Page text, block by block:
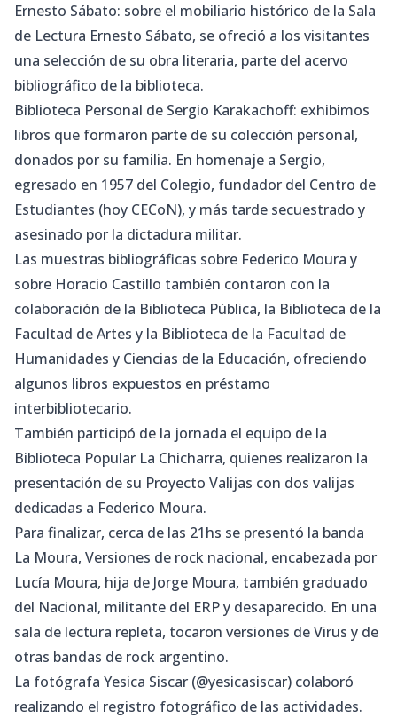
Ernesto Sábato: sobre el mobiliario histórico de la Sala
de Lectura Ernesto Sábato, se ofreció a los visitantes
una selección de su obra literaria, parte del acervo
bibliográfico de la biblioteca.
Biblioteca Personal de Sergio Karakachoff: exhibimos
libros que formaron parte de su colección personal,
donados por su familia. En homenaje a Sergio,
egresado en 1957 del Colegio, fundador del Centro de
Estudiantes (hoy CECoN), y más tarde secuestrado y
asesinado por la dictadura militar.
Las muestras bibliográficas sobre Federico Moura y
sobre Horacio Castillo también contaron con la
colaboración de la Biblioteca Pública, la Biblioteca de la
Facultad de Artes y la Biblioteca de la Facultad de
Humanidades y Ciencias de la Educación, ofreciendo
algunos libros expuestos en préstamo
interbibliotecario.
También participó de la jornada el equipo de la
Biblioteca Popular La Chicharra, quienes realizaron la
presentación de su Proyecto Valijas con dos valijas
dedicadas a Federico Moura.
Para finalizar, cerca de las 21hs se presentó la banda
La Moura, Versiones de rock nacional, encabezada por
Lucía Moura, hija de Jorge Moura, también graduado
del Nacional, militante del ERP y desaparecido. En una
sala de lectura repleta, tocaron versiones de Virus y de
otras bandas de rock argentino.
La fotógrafa Yesica Siscar (@yesicasiscar) colaboró
realizando el registro fotográfico de las actividades.